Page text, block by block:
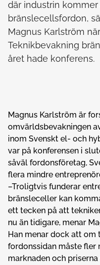
där industrin
bränslecellsfordon,
Magnus Karlström
Teknikbevakning
året hade konferens.
Magnus Karlström är
omvärldsbevakningen
inom Svenskt el- och
var på konferensen i
såväl fordonsföretag,
flera mindre
–Troligtvis funderar
bränsleceller kan
ett tecken på att
nu än tidigare, menar
Han menar dock att om
fordonssidan måste
marknaden och priserna